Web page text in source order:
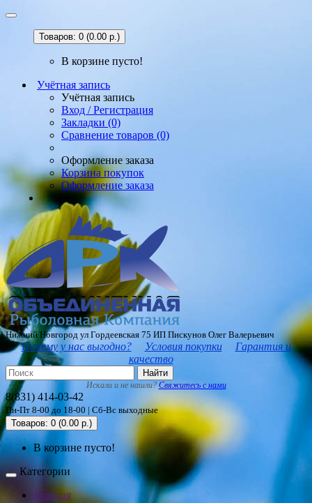
Товаров: 0 (0.00 р.)
В корзине пусто!
Учётная запись
Учётная запись
Вход / Регистрация
Закладки (0)
Сравнение товаров (0)
Оформление заказа
Корзина покупок
Оформление заказа
Нижний Новгород ул Гордеевская 75 ИП Пискунов Олег Валерьевич
Почему у нас выгодно? Условия покупки
Гарантия и
качество
Найти
Искали и не нашли?Свяжитесь с нами
8(831) 414-03-42
Пн-Пт 8-00 до 18-00 | Сб-Вс выходные
Товаров: 0 (0.00 р.)
В корзине пусто!
Категории
Главная